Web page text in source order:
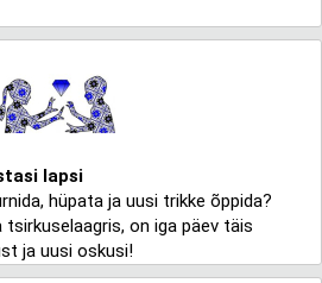
lapsi
hüpata ja uusi trikke õppida?
on iga päev täis
ja uusi oskusi!